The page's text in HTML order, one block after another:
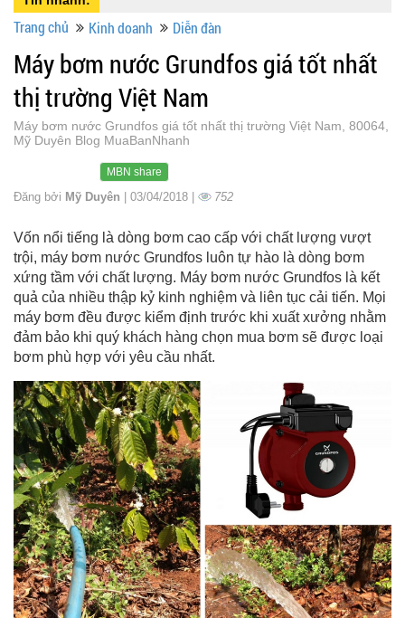
Trang chủ Kinh doanh Diễn đàn
Máy bơm nước Grundfos giá tốt nhất
thị trường Việt Nam
Máy bơm nước Grundfos giá tốt nhất thị trường Việt Nam, 80064,
Mỹ Duyên Blog MuaBanNhanh
MBN share
Đăng bởi Mỹ Duyên | 03/04/2018 | 752
Vốn nổi tiếng là dòng bơm cao cấp với chất lượng vượt
trội, máy bơm nước Grundfos luôn tự hào là dòng bơm
xứng tầm với chất lượng. Máy bơm nước Grundfos là kết
quả của nhiều thập kỷ kinh nghiệm và liên tục cải tiến. Mọi
máy bơm đều được kiểm định trước khi xuất xưởng nhằm
đảm bảo khi quý khách hàng chọn mua bơm sẽ được loại
bơm phù hợp với yêu cầu nhất.